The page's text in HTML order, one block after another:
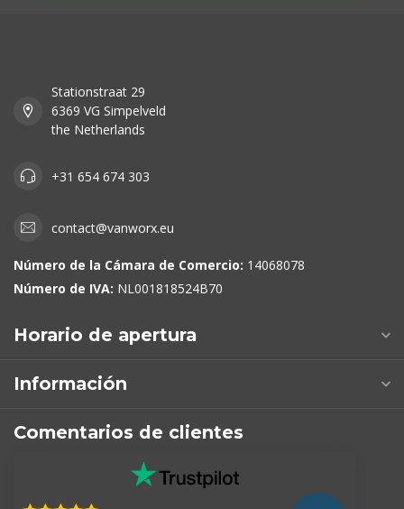
Stationstraat 29
6369 VG Simpelveld
the Netherlands
+31 654 674 303
contact@vanworx.eu
Número de la Cámara de Comercio: 14068078
Número de IVA: NL001818524B70
Horario de apertura
Información
Comentarios de clientes